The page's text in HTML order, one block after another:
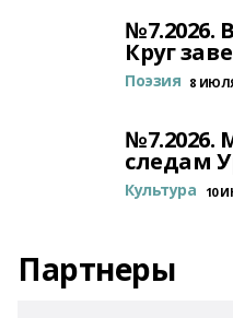
№7.2026.
Круг
Поэзия 8
№7.2026.
следам
Культура 10
Партнеры